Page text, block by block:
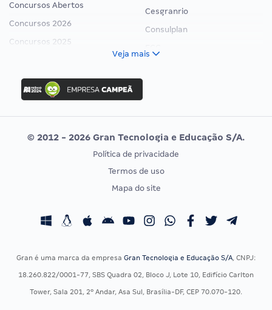
Concursos Abertos
Concursos 2026
Concursos 2025
Concurso Ibama
Concurso MPU
Editais publicados
Cesgranrio
Consulplan
Vunesp
CONCURSOS POR PROFISSÃO
Concursos Fiscais
Concursos Saúde
EXAME DE ORDEM
Calendário OAB
Veja mais
© 2012 - 2026 Gran Tecnologia e Educação S/A.
Política de privacidade
Termos de uso
Mapa do site
Gran é uma marca da empresa Gran Tecnologia e Educação S/A, CNPJ:
18.260.822/0001-77, SBS Quadra 02, Bloco J, Lote 10, Edifício Carlton
Tower, Sala 201, 2º Andar, Asa Sul, Brasília-DF, CEP 70.070-120.